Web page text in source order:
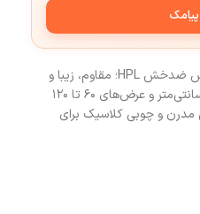
خرید صفحه کابینت MDF با روکش ضدخش HPL؛ مقاوم، زیبا و
باکیفیت. در ضخامت‌های ۳ و ۵ سانتی‌متر و عرض‌های ۶۰ تا ۱۲۰
و چوبی کلاسیک برای